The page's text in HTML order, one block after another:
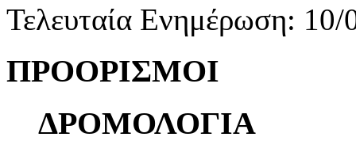
Τελευταία Ενημέρωση:
ΠΡΟΟΡΙΣΜΟΙ
ΔΡΟΜΟΛΟΓΙΑ